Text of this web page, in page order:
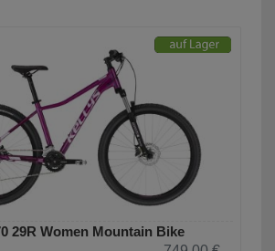
29R Women Mountain Bike